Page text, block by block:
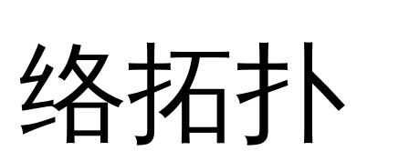
络拓扑